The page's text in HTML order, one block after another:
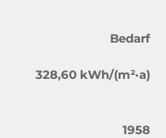
Bedarf
328,60 kWh/(m²·a)
1958